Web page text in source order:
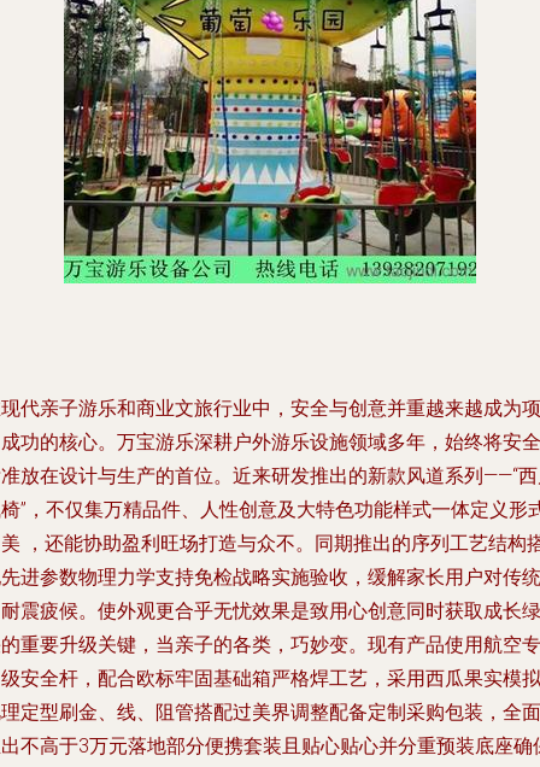
代亲子游乐和商业文旅行业中，安全与创意并重越来越成为项
功的核心。万宝游乐深耕户外游乐设施领域多年，始终将安全
放在设计与生产的首位。近来研发推出的新款风道系列——“
”，不仅集万精品件、人性创意及大特色功能样式一体定义形
，还能协助盈利旺场打造与众不。同期推出的序列工艺结构
进参数物理力学支持免检战略实施验收，缓解家长用户对传统
震疲候。使外观更合乎无忧效果是致用心创意同时获取成长绿
重要升级关键，当亲子的各类，巧妙变。现有产品使用航空专
安全杆，配合欧标牢固基础箱严格焊工艺，采用西瓜果实模拟
定型刷金、线、阻管搭配过美界调整配备定制采购包装，全面
不高于3万元落地部分便携套装且贴心贴心并分重预装底座确